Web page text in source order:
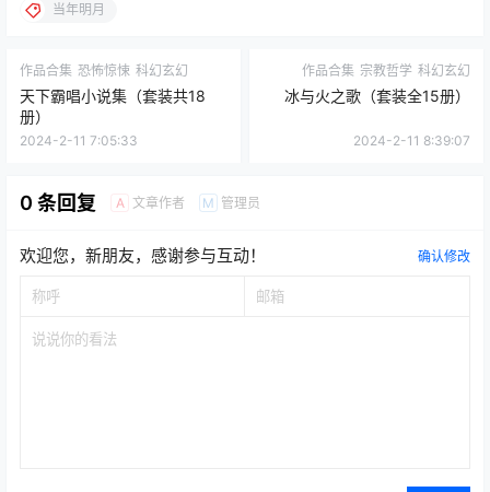
当年明月
作品合集 恐怖惊悚 科幻玄幻
天下霸唱小说集（套装共18
册）
2024-2-11 7:05:33
作品合集 宗教哲学 科幻玄幻
冰与火之歌（套装全15册）
2024-2-11 8:39:07
0 条回复 A 文章作者 M 管理员
欢迎您，新朋友，感谢参与互动！ 确认修改